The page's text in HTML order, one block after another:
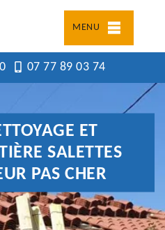
MENU
07 77 89 03 74
ET
SALETTES
PAS CHER